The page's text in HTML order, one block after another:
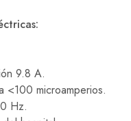
9.8 A.
<100 microamperios.
Hz.